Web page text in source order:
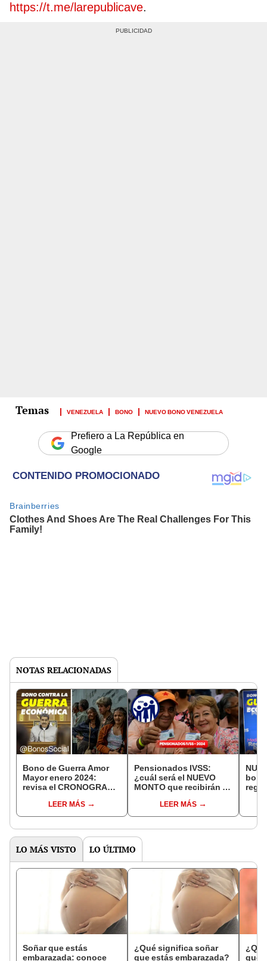
https://t.me/larepublicave.
VENEZUELA BONO NUEVO BONO VENEZUELA
Prefiero a La República en
Google
NOTAS RELACIONADAS
Bono de Guerra Amor
Mayor enero 2024:
revisa el CRONOGRAMA
beneficiarios
LEER MÁS
Pensionados IVSS:
¿cuál será el NUEVO
MONTO que recibirán en
LEER MÁS
LO MÁS VISTO LO ÚLTIMO
Soñar que estás
embarazada: conoce
¿Qué significa soñar
que estás embarazada?
que